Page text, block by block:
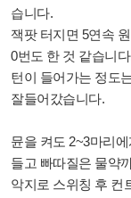
습니다.
잭팟 터지면 5연속
0번도 한 것 같습니다
턴이 들어가는 정도
잘들어갔습니다.
뮨을 켜도 2~3마리
들고 빠따질은 물약
악지로 스위칭 후 컨